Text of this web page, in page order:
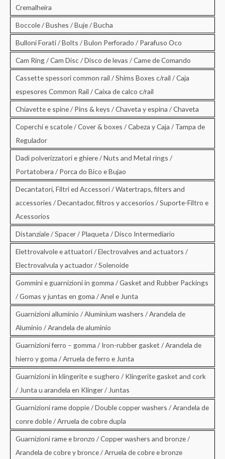
Cremalheira
Boccole / Bushes / Buje / Bucha
Bulloni Forati / Bolts / Bulon Perforado / Parafuso Oco
Cam Ring / Cam Disc / Disco de levas / Came de Comando
Cassette spessori common rail / Shims Boxes c/rail / Caja
espesores Common Rail / Caixa de calco c/rail
Chiavette e spine / Pins & keys / Chaveta y espina / Chaveta
Coperchi e scatole / Cover & boxes / Cabeza y Caja / Tampa de
Regulador
Dadi polverizzatori e ghiere / Nuts and Metal rings /
Portatobera / Porca do Bico e Bujao
Decantatori, Filtri ed Accessori / Watertraps, filters and
accessories / Decantador, filtros y accesorios / Suporte-Filtro e
Acessorios
Distanziale / Spacer / Plaqueta / Disco Intermediario
Elettrovalvole e attuatori / Electrovalves and actuators /
Electrovalvula y actuador / Solenoide
Gommini e guarnizioni in gomma / Gasket and Rubber Packings
/ Gomas y juntas en goma / Anel e Junta
Guarnizioni alluminio / Aluminium washers / Arandela de
Aluminio / Arandela de aluminio
Guarnizioni ferro – gomma / Iron-rubber gasket / Arandela de
hierro y goma / Arruela de ferro e Junta
Guarnizioni in klingerite e sughero / Klingerite gasket and cork
/ Junta u arandela en Klinger / Juntas
Guarnizioni rame doppie / Double copper washers / Arandela de
conre doble / Arruela de cobre dupla
Guarnizioni rame e bronzo / Copper washers and bronze /
Arandela de cobre y bronce / Arruela de cobre e bronze